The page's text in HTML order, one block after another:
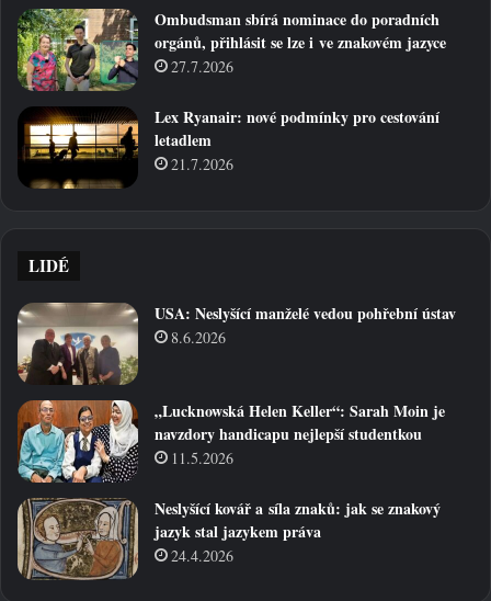
Ombudsman sbírá nominace do poradních
orgánů, přihlásit se lze i ve znakovém jazyce
27.7.2026
Lex Ryanair: nové podmínky pro cestování
letadlem
21.7.2026
LIDÉ
USA: Neslyšící manželé vedou pohřební ústav
8.6.2026
„Lucknowská Helen Keller“: Sarah Moin je
navzdory handicapu nejlepší studentkou
11.5.2026
Neslyšící kovář a síla znaků: jak se znakový
jazyk stal jazykem práva
24.4.2026